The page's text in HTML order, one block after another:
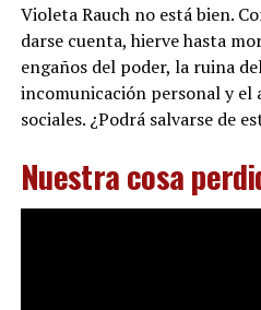
Violeta Rauch no está bien.
darse cuenta, hierve hasta
engaños del poder, la ruina
incomunicación personal y el
sociales. ¿Podrá salvarse de
Nuestra cosa